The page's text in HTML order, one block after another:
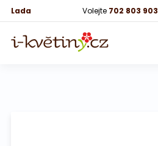
Lada Volejte 702 803 903